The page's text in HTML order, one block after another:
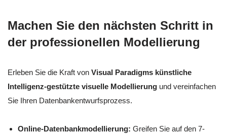
Machen Sie den nächsten Schritt in
der professionellen Modellierung
Erleben Sie die Kraft von Visual Paradigms künstliche
Intelligenz-gestützte visuelle Modellierung und vereinfachen
Sie Ihren Datenbankentwurfsprozess.
Online-Datenbankmodellierung: Greifen Sie auf den 7-